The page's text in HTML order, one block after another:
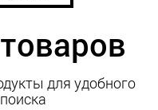
для удобного